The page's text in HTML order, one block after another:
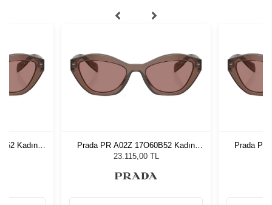
Kadın
Prada PR A02Z 17O60B52 Kadın
Güneş Gözlüğü
23.115,00 TL
Prada PR